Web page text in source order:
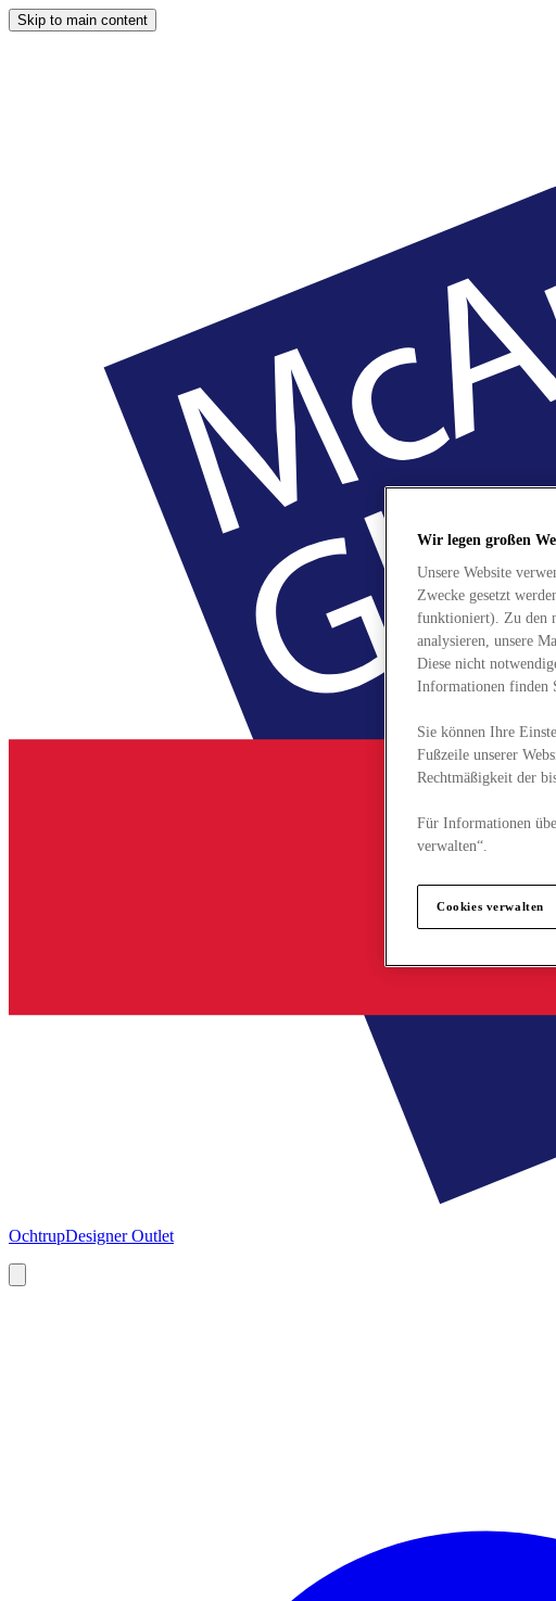
Skip to main content
OchtrupDesigner Outlet
Wir legen großen
Unsere Website
Zwecke gesetzt
funktioniert). Zu den
analysieren, unsere
Diese nicht
Informationen finden
Sie können Ihre
Fußzeile unserer
Rechtmäßigkeit der
Für Informationen
verwalten“.
Cookies verwalten